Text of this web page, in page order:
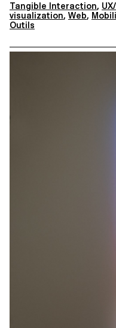
Tangible Interaction,
visualization, Web,
Outils